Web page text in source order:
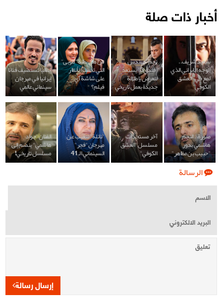
أخبار ذات صلة
سعيد شريف..
الوجه الإيراني الذي
لمع في "العشق
الكوفي"
نجم "مهندس
أفندي3" يستعد
للعرض بإطلالة
جديدة بعمل تاريخي
من هي بطلة "طوبى"
التي تخطف الأنظار
على شاشة آي
فيلم؟
إيطاليا تستضيف فنانا
إيرانيا في مهرجان
سينمائي عالمي
صورة.. النجم
هاشمي بدور
"حبيب بن مظاهر"
آخر مستجدات
مسلسل "العشق
الكوفي"
"نائلة" تتغيب عن
مهرجان "فجر"
السينمائي الـ 41
الفنان "جواد
هاشمي" ينضم إلى
مسلسل تاريخي!
الرسالة
إرسال رسالة